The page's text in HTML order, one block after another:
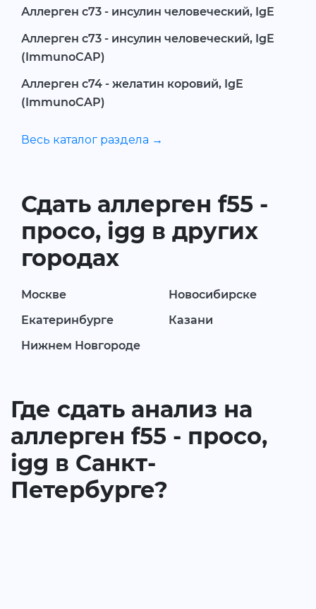
Аллерген c73 - инсулин человеческий, IgE
Аллерген c73 - инсулин человеческий, IgE
(ImmunoCAP)
Аллерген c74 - желатин коровий, IgE
(ImmunoCAP)
Весь каталог раздела →
Сдать аллерген f55 -
просо, igg в других
городах
Москве
Новосибирске
Екатеринбурге
Казани
Нижнем Новгороде
Где сдать анализ на
аллерген f55 - просо,
igg в Санкт-
Петербурге?